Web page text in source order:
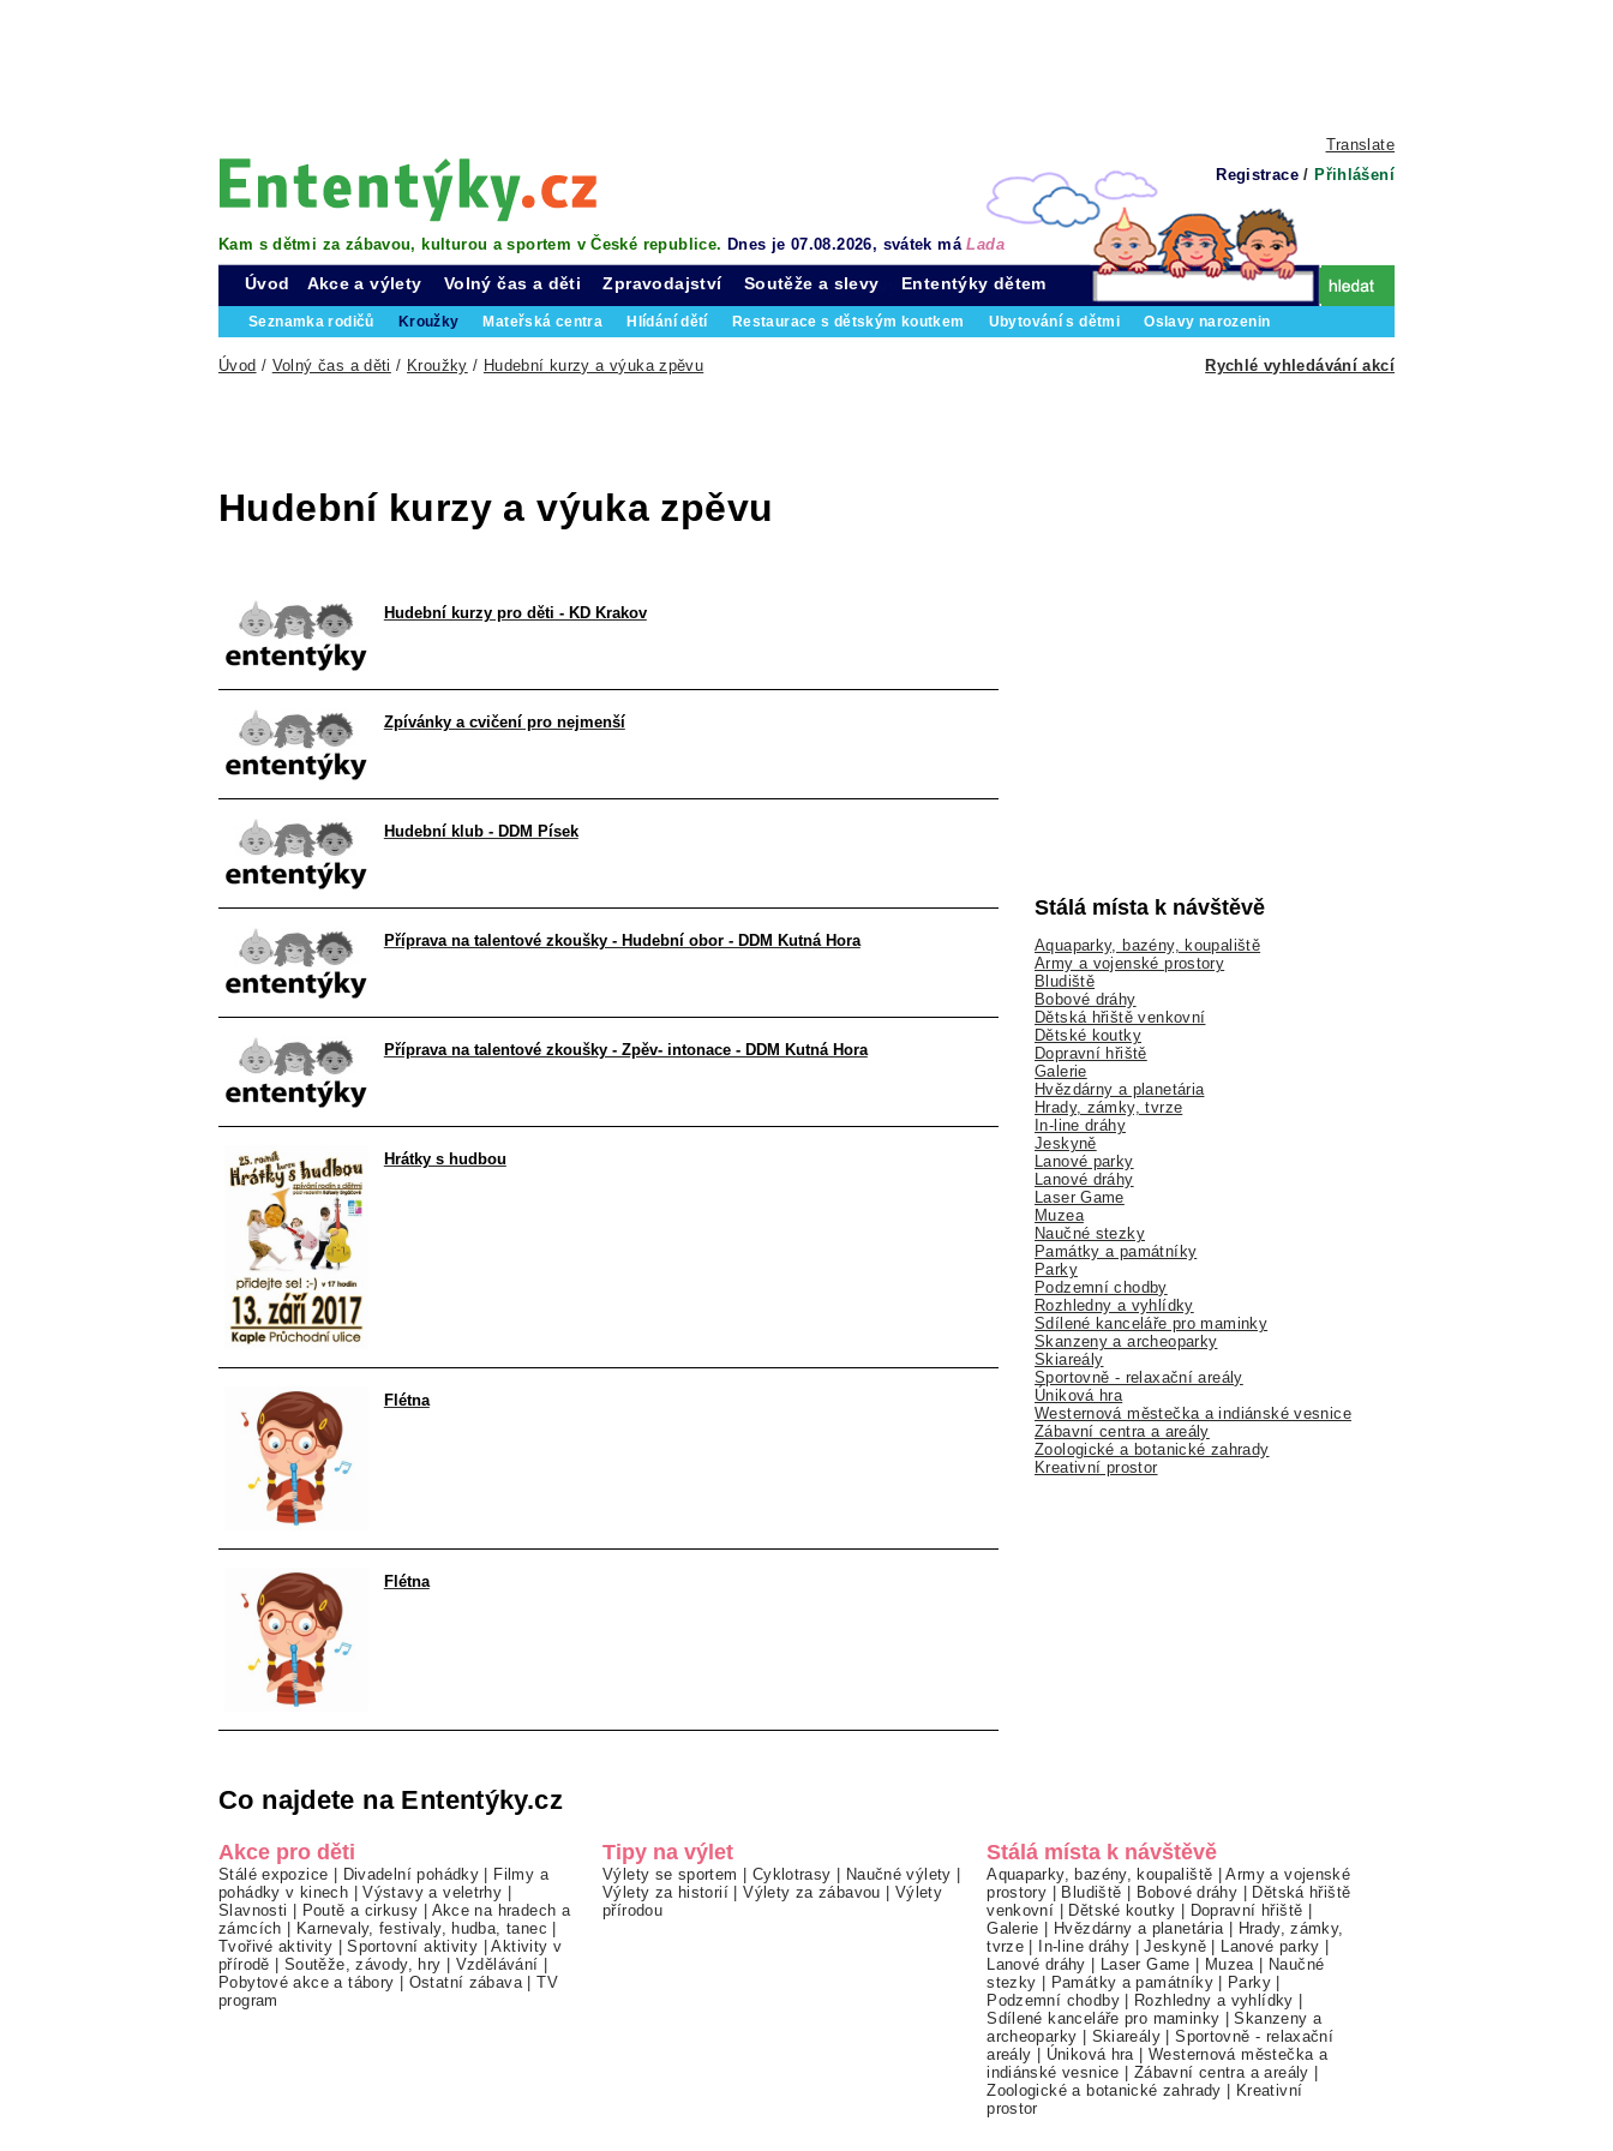
Translate
Registrace / Přihlášení
Kam s dětmi za zábavou, kulturou a sportem v České republice. Dnes je 07.08.2026, svátek máLada
Úvod Akce a výlety Volný čas a děti
Seznamka rodičů Kroužky Mateřská centra Hlídání dětí Restaurace s dětským koutkem Ubytování s dětmi Oslavy narozenin
Zpravodajství Soutěže a slevy Ententýky dětem
Rychlé vyhledávání akcí
Úvod / Volný čas a děti / Kroužky / Hudební kurzy a výuka zpěvu
Hudební kurzy a výuka zpěvu
Hudební kurzy pro děti - KD Krakov
Zpívánky a cvičení pro nejmenší
Hudební klub - DDM Písek
Příprava na talentové zkoušky - Hudební obor - DDM Kutná Hora
Příprava na talentové zkoušky - Zpěv- intonace - DDM Kutná Hora
Hrátky s hudbou
Flétna
Flétna
Stálá místa k návštěvě
Aquaparky, bazény, koupaliště
Army a vojenské prostory
Bludiště
Bobové dráhy
Dětská hřiště venkovní
Dětské koutky
Dopravní hřiště
Galerie
Hvězdárny a planetária
Hrady, zámky, tvrze
In-line dráhy
Jeskyně
Lanové parky
Lanové dráhy
Laser Game
Muzea
Naučné stezky
Památky a památníky
Parky
Podzemní chodby
Rozhledny a vyhlídky
Sdílené kanceláře pro maminky
Skanzeny a archeoparky
Skiareály
Sportovně - relaxační areály
Úniková hra
Westernová městečka a indiánské vesnice
Zábavní centra a areály
Zoologické a botanické zahrady
Kreativní prostor
Co najdete na Ententýky.cz
Akce pro děti
Stálé expozice | Divadelní pohádky | Filmy a
pohádky v kinech |Výstavy a veletrhy |
Slavnosti | Poutě a cirkusy | Akce na hradech a
zámcích | Karnevaly, festivaly, hudba, tanec |
Tvořivé aktivity |Sportovní aktivity |Aktivity v
přírodě | Soutěže, závody, hry | Vzdělávání |
Pobytové akce a tábory | Ostatní zábava |TV
program
Tipy na výlet
Výlety se sportem | Cyklotrasy | Naučné výlety |
Výlety za historií |Výlety za zábavou | Výlety
přírodou
Stálá místa k návštěvě
Aquaparky, bazény, koupaliště |Army a vojenské
prostory | Bludiště | Bobové dráhy | Dětská hřiště
venkovní | Dětské koutky | Dopravní hřiště |
Galerie | Hvězdárny a planetária | Hrady, zámky,
tvrze | In-line dráhy |Jeskyně | Lanové parky |
Lanové dráhy | Laser Game | Muzea | Naučné
stezky | Památky a památníky| Parky |
Podzemní chodby| Rozhledny a vyhlídky |
Sdílené kanceláře pro maminky |Skanzeny a
archeoparky | Skiareály |Sportovně - relaxační
areály | Úniková hra |Westernová městečka a
indiánské vesnice | Zábavní centra a areály |
Zoologické a botanické zahrady | Kreativní
prostor